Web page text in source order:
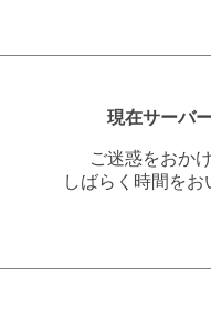
現在サーバ
ご迷惑をおか
しばらく時間を